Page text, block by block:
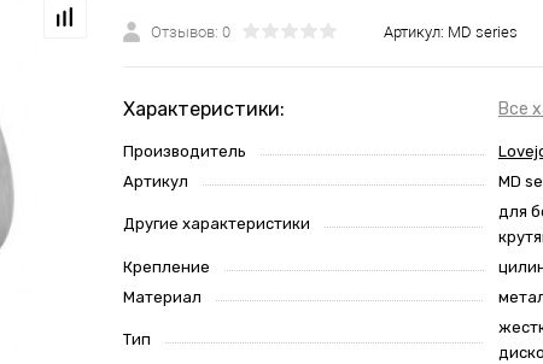
Отзывов: 0 Артикул: MD series
Характеристики: Все
Производитель
Артикул
MD
Другие характеристики
для
Крепление
Материал
Тип